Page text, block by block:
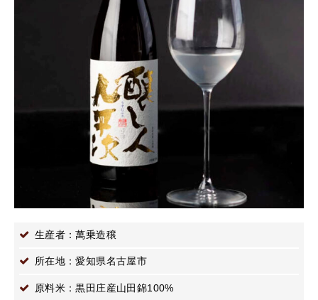
生産者：萬乗造穣
所在地：愛知県名古屋市
原料米：黒田庄産山田錦100%